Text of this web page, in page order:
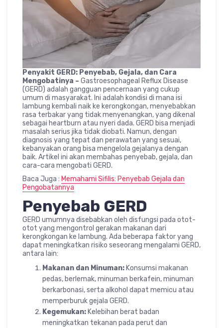
Penyakit GERD: Penyebab, Gejala, dan Cara
Mengobatinya – Gastroesophageal Reflux Disease
(GERD) adalah gangguan pencernaan yang cukup
umum di masyarakat. Ini adalah kondisi di mana isi
lambung kembali naik ke kerongkongan, menyebabkan
rasa terbakar yang tidak menyenangkan, yang dikenal
sebagai heartburn atau nyeri dada. GERD bisa menjadi
masalah serius jika tidak diobati. Namun, dengan
diagnosis yang tepat dan perawatan yang sesuai,
kebanyakan orang bisa mengelola gejalanya dengan
baik. Artikel ini akan membahas penyebab, gejala, dan
cara-cara mengobati GERD.
Baca Juga : Memahami Sifilis: Penyebab Gejala dan
Pengobatannya
Penyebab GERD
GERD umumnya disebabkan oleh disfungsi pada otot-
otot yang mengontrol gerakan makanan dari
kerongkongan ke lambung. Ada beberapa faktor yang
dapat meningkatkan risiko seseorang mengalami GERD,
antara lain:
Makanan dan Minuman: Konsumsi makanan
pedas, berlemak, minuman berkafein, minuman
berkarbonasi, serta alkohol dapat memicu atau
memperburuk gejala GERD.
Kegemukan: Kelebihan berat badan
meningkatkan tekanan pada perut dan